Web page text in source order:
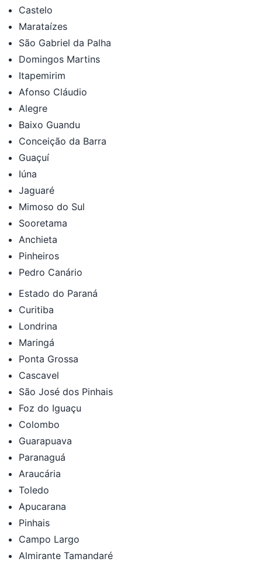
Castelo
Marataízes
São Gabriel da Palha
Domingos Martins
Itapemirim
Afonso Cláudio
Alegre
Baixo Guandu
Conceição da Barra
Guaçuí
Iúna
Jaguaré
Mimoso do Sul
Sooretama
Anchieta
Pinheiros
Pedro Canário
Estado do Paraná
Curitiba
Londrina
Maringá
Ponta Grossa
Cascavel
São José dos Pinhais
Foz do Iguaçu
Colombo
Guarapuava
Paranaguá
Araucária
Toledo
Apucarana
Pinhais
Campo Largo
Almirante Tamandaré